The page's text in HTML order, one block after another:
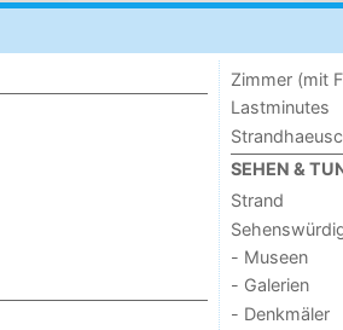
Zimmer (mit
Lastminutes
SEHEN &
Strand
- Museen
- Galerien
- Denkmäler